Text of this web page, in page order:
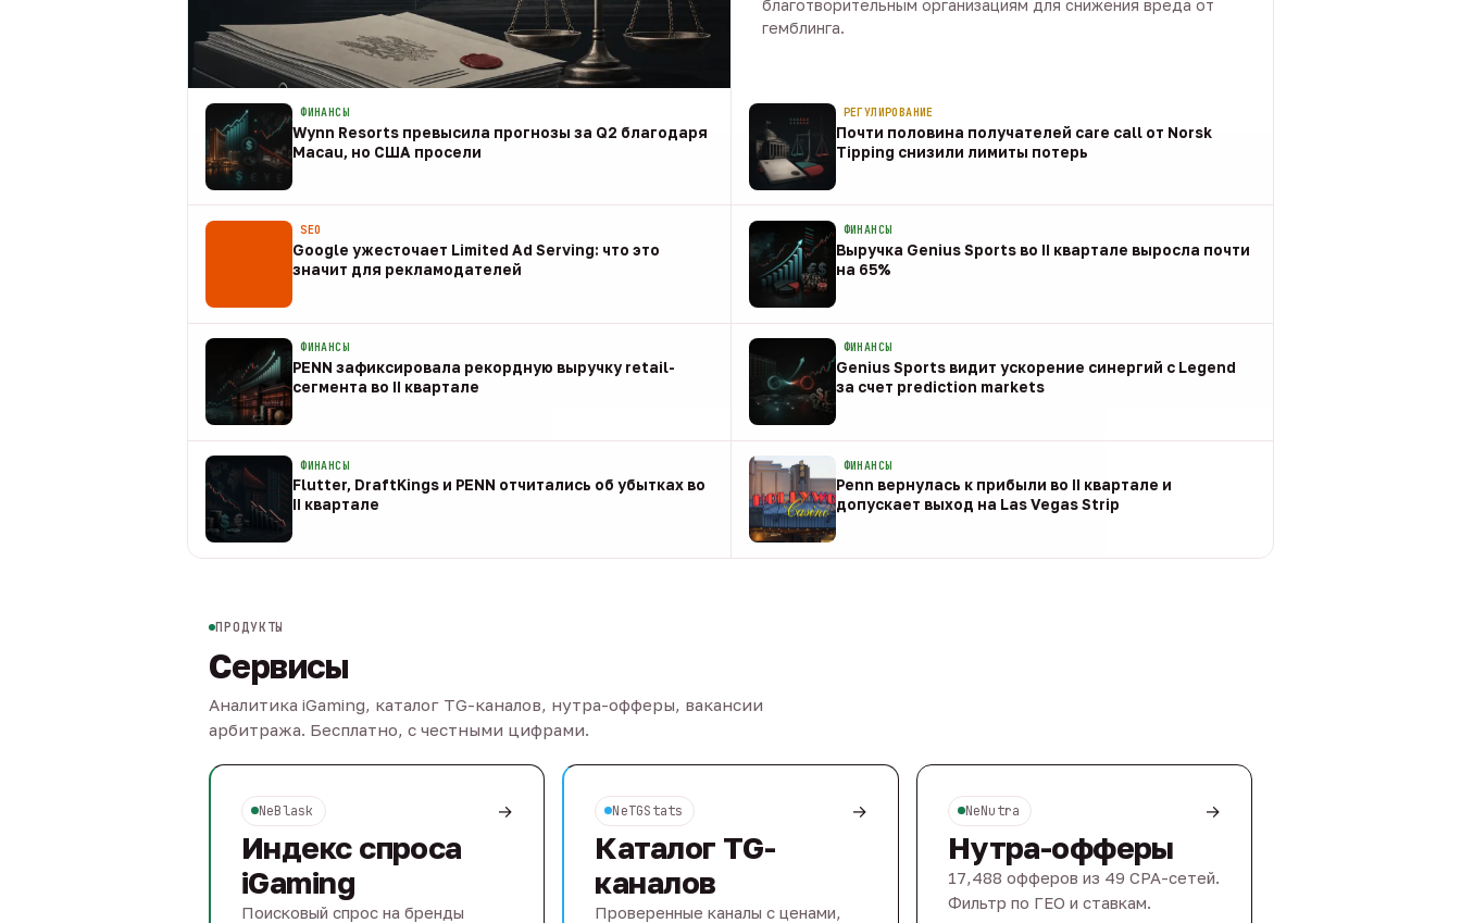
благотворительным организациям для снижения вреда от
гемблинга.
ФИНАНСЫ
Wynn Resorts превысила прогнозы за Q2 благодаря
Macau, но США просели
РЕГУЛИРОВАНИЕ
Почти половина получателей care call от Norsk
Tipping снизили лимиты потерь
08 авг
SEO
Google ужесточает Limited Ad Serving: что это
значит для рекламодателей
ФИНАНСЫ
Выручка Genius Sports во II квартале выросла почти
на 65%
08 авг
ФИНАНСЫ
PENN зафиксировала рекордную выручку retail-
сегмента во II квартале
ФИНАНСЫ
Genius Sports видит ускорение синергий с Legend
за счет prediction markets
08 авг
ФИНАНСЫ
Flutter, DraftKings и PENN отчитались об убытках во
II квартале
ФИНАНСЫ
Penn вернулась к прибыли во II квартале и
допускает выход на Las Vegas Strip
08 авг
ПРОДУКТЫ
Сервисы
Аналитика iGaming, каталог TG-каналов, нутра-офферы, вакансии
арбитража. Бесплатно, с честными цифрами.
NeBlask →
Индекс спроса
iGaming
Поисковый спрос на бренды
NeTGStats →
Каталог TG-
каналов
Проверенные каналы с ценами,
NeNutra →
Нутра-офферы
17,488 офферов из 49 CPA-сетей.
Фильтр по ГЕО и ставкам.